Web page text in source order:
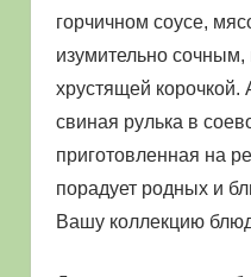
горчичном соусе,
изумительно
хрустящей корочкой.
свиная рулька в
приготовленная на
порадует родных и
Вашу коллекцию